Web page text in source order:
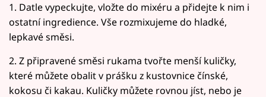
1. Datle vypeckujte, vložte do mixéru a přidejte k nim i
ostatní ingredience. Vše rozmixujeme do hladké,
lepkavé směsi.
2. Z připravené směsi rukama tvořte menší kuličky,
které můžete obalit v prášku z kustovnice čínské,
kokosu či kakau. Kuličky můžete rovnou jíst, nebo je